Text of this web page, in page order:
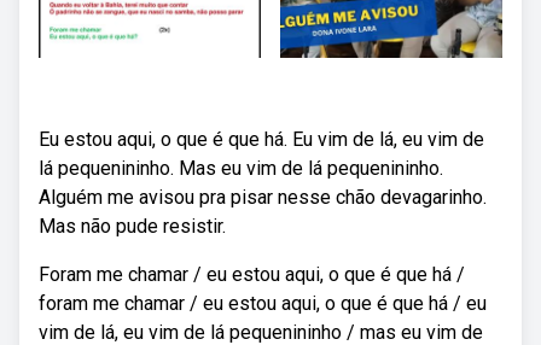
Eu estou aqui, o que é que há. Eu vim de lá, eu vim de
lá pequenininho. Mas eu vim de lá pequenininho.
Alguém me avisou pra pisar nesse chão devagarinho.
Mas não pude resistir.
Foram me chamar / eu estou aqui, o que é que há /
foram me chamar / eu estou aqui, o que é que há / eu
vim de lá, eu vim de lá pequenininho / mas eu vim de